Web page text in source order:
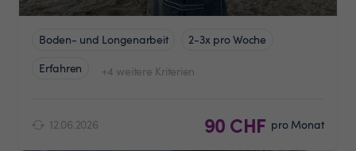
Boden- und Longenarbeit
2-3x pro Woche
Erfahren
+4 weitere Kriterien
12.06.2026 90 CHF pro Monat